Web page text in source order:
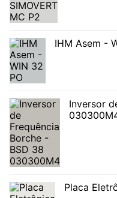
IHM Asem -
Inversor
Placa